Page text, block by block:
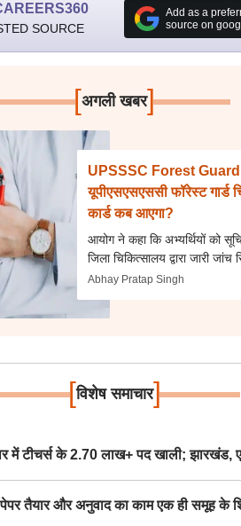
SOURCE
Add as a
source on
[अगली खबर]
UPSSSC Forest
यूपीएसएसएससी फॉरेस्ट गार्ड
कार्ड कब आएगा?
आयोग ने कहा कि अभ्यर्थियों को
जिला चिकित्सालय द्वारा जारी जांच
Abhay Pratap Singh
[विशेष समाचार]
टीचर्स के 2.70 लाख+ पद खाली; झारखंड,
तैयार और अनुवाद का काम एक ही समूह के